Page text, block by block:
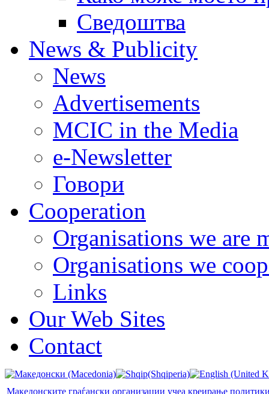
Сведоштва
News & Publicity
News
Advertisements
MCIC in the Media
e-Newsletter
Говори
Cooperation
Organisations we are
Organisations we
Links
Our Web Sites
Contact
Македонските граѓански организации учеа креирање